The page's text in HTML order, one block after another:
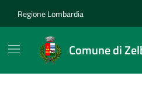
Regione Lombardia
Comune di